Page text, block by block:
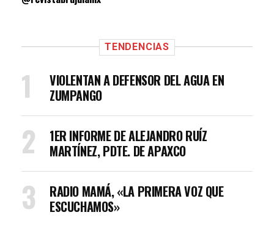
TENDENCIAS
VIOLENTAN A DEFENSOR DEL AGUA EN
ZUMPANGO
1ER INFORME DE ALEJANDRO RUÍZ
MARTÍNEZ, PDTE. DE APAXCO
RADIO MAMÁ, «LA PRIMERA VOZ QUE
ESCUCHAMOS»